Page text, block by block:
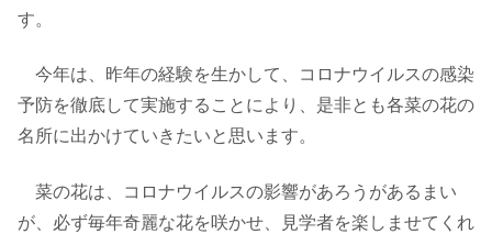
す。
今年は、昨年の経験を生かして、コロナウイルスの感染
予防を徹底して実施することにより、是非とも各菜の花の
名所に出かけていきたいと思います。
菜の花は、コロナウイルスの影響があろうがあるまい
が、必ず毎年奇麗な花を咲かせ、見学者を楽しませてくれ